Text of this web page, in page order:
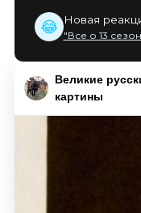
😂 Новая
"Все о 13
Великие
картины